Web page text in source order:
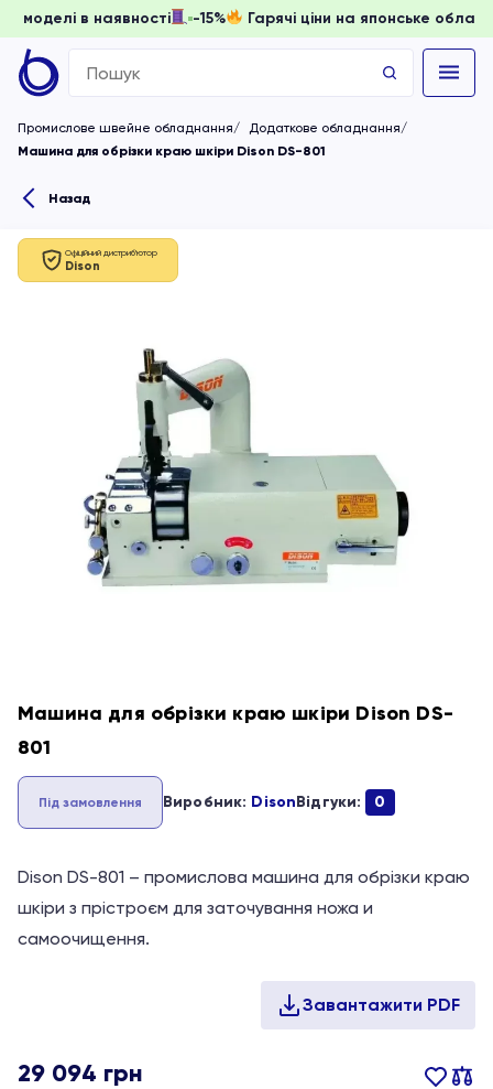
доки моделі в наявності -15% Гарячі ціни на японське
Search
for:
Промислове швейне обладнання
Додаткове обладнання
Машина для обрізки краю шкіри Dison DS-801
Назад
Офіційний дистриб'ютор
Dison
Машина для обрізки краю шкіри Dison DS-
801
Під замовлення Виробник: DisonВідгуки: 0
Dison DS-801 – промислова машина для обрізки краю
шкіри з прістроєм для заточування ножа и
самоочищення.
29 094 грн